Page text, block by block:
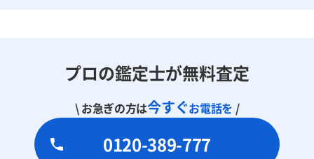
プロの鑑定士が無料査定
\ お急ぎの方は今すぐお電話を /
0120-389-777